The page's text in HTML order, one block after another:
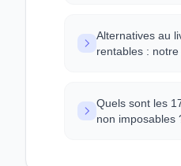
Alternatives au
rentables : notre
Quels sont les
non imposables